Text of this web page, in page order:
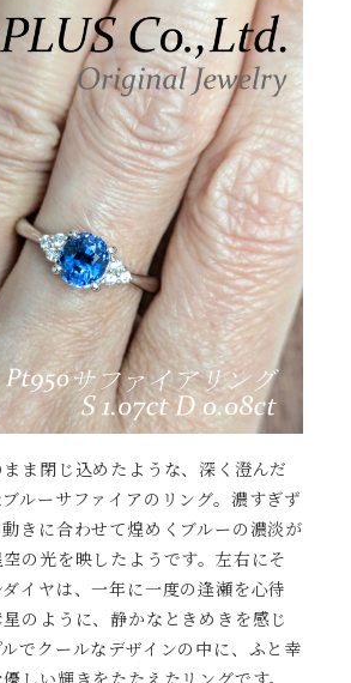
ま閉じ込めたような、深く澄んだ
ルーサファイアのリング。濃すぎず
きに合わせて煌めくブルーの濃淡が
の光を映したようです。左右にそ
イヤは、一年に一度の逢瀬を心待
のように、静かなときめきを感じ
でクールなデザインの中に、ふと幸